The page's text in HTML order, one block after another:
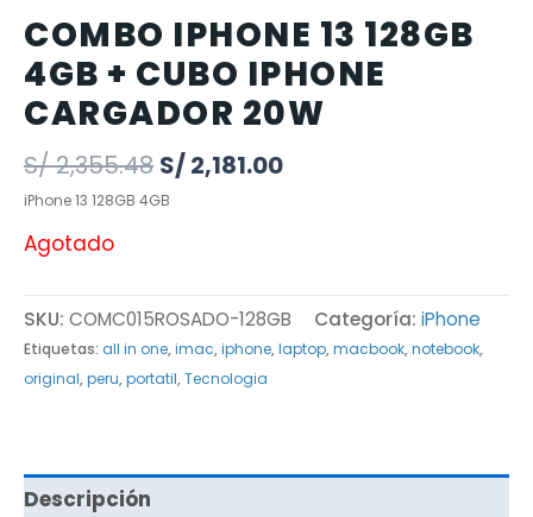
COMBO IPHONE 13 128GB
4GB + CUBO IPHONE
CARGADOR 20W
S/2,355.48 S/2,181.00
iPhone 13 128GB 4GB
Agotado
SKU: COMC015ROSADO-128GB Categoría: iPhone
Etiquetas: all in one,imac,iphone,laptop,macbook,notebook,
original,peru,portatil,Tecnologia
Descripción